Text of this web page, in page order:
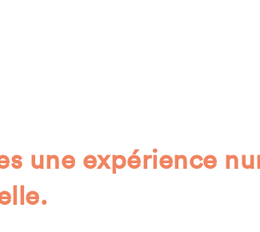
une expérience